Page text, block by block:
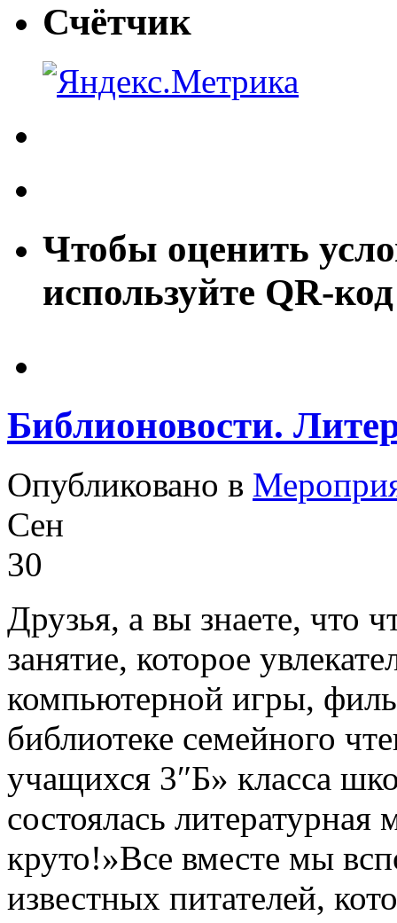
Счётчик
Чтобы оценить
используйте QR-код
Библионовости.
Опубликовано в
Сен
30
Друзья, а вы знаете, что
занятие, которое
компьютерной игры,
библиотеке семейного
учащихся 3″Б» класса
состоялась
круто!»Все вместе мы
известных питателей,